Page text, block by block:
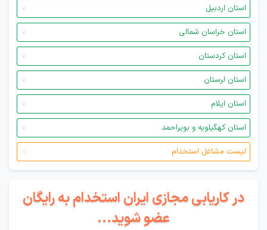
استان اردبیل
استان خراسان شمالی
استان کردستان
استان لرستان
استان ایلام
استان کهگیلویه و بویراحمد
لیست مشاغل استخدام
در کاریابی مجازی ایران استخدام به رایگان
عضو شوید...